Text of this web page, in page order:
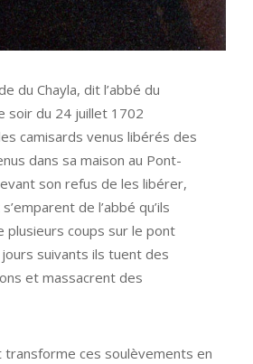
du Chayla, dit l’abbé du
soir du 24 juillet 1702
camisards venus libérés des
dans sa maison au Pont-
son refus de les libérer,
de l’abbé qu’ils
plusieurs coups sur le pont
jours suivants ils tuent des
et massacrent des
transforme ces soulèvements en